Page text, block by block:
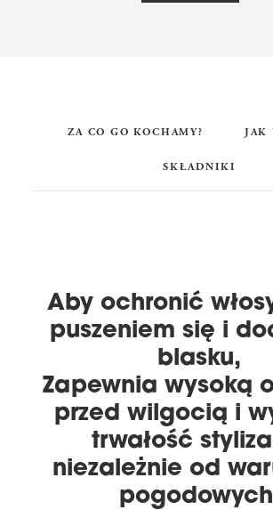
ZA CO GO KOCHAMY? JAK
SKŁADNIKI
Aby ochronić
puszeniem się i
blasku,
Zapewnia wysoką
przed wilgocią i
trwałość
niezależnie od